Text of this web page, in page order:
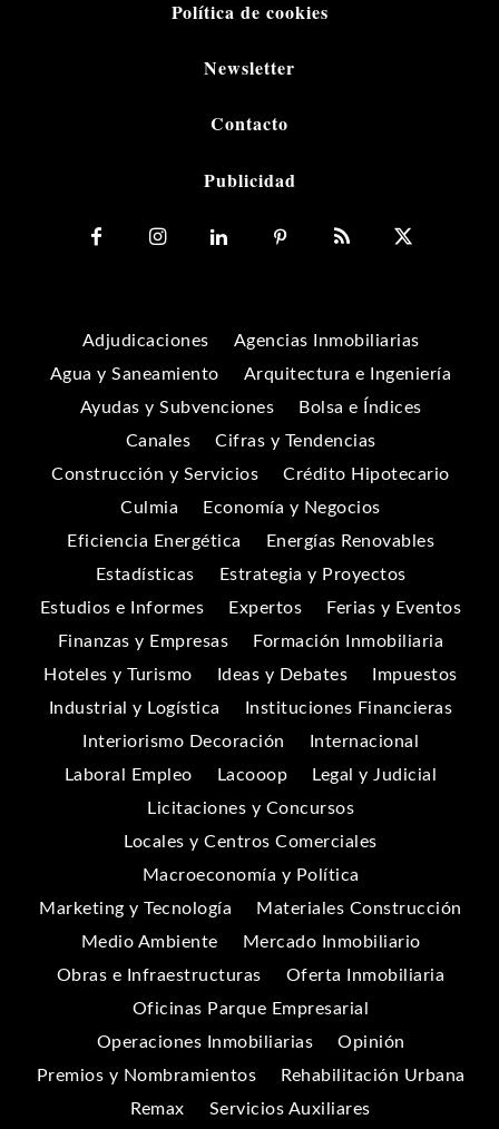
Política de cookies
Newsletter
Contacto
Publicidad
Adjudicaciones
Agencias Inmobiliarias
Agua y Saneamiento
Arquitectura e Ingeniería
Ayudas y Subvenciones
Bolsa e Índices
Canales
Cifras y Tendencias
Construcción y Servicios
Crédito Hipotecario
Culmia
Economía y Negocios
Eficiencia Energética
Energías Renovables
Estadísticas
Estrategia y Proyectos
Estudios e Informes
Expertos
Ferias y Eventos
Finanzas y Empresas
Formación Inmobiliaria
Hoteles y Turismo
Ideas y Debates
Impuestos
Industrial y Logística
Instituciones Financieras
Interiorismo Decoración
Internacional
Laboral Empleo
Lacooop
Legal y Judicial
Licitaciones y Concursos
Locales y Centros Comerciales
Macroeconomía y Política
Marketing y Tecnología
Materiales Construcción
Medio Ambiente
Mercado Inmobiliario
Obras e Infraestructuras
Oferta Inmobiliaria
Oficinas Parque Empresarial
Operaciones Inmobiliarias
Opinión
Premios y Nombramientos
Rehabilitación Urbana
Remax
Servicios Auxiliares